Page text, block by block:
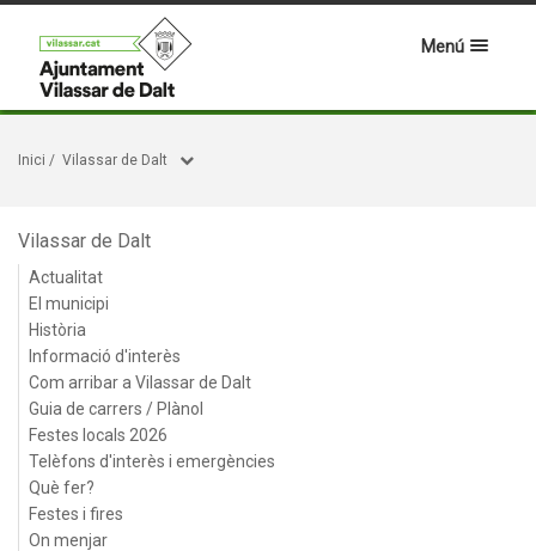
Menú
Inici / Vilassar de Dalt
Vilassar de Dalt
Actualitat
El municipi
Història
Informació d'interès
Com arribar a Vilassar de Dalt
Guia de carrers / Plànol
Festes locals 2026
Telèfons d'interès i emergències
Què fer?
Festes i fires
On menjar